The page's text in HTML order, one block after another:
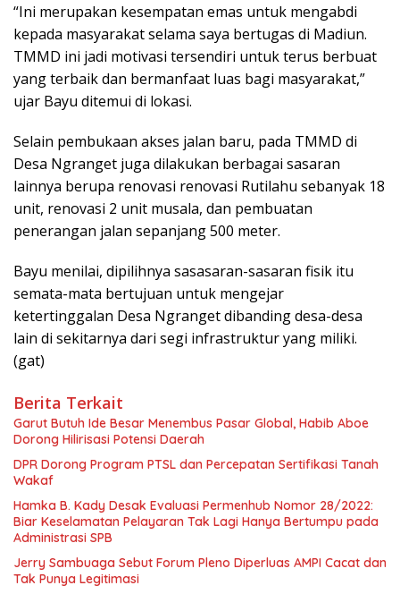
“Ini merupakan kesempatan emas untuk mengabdi
kepada masyarakat selama saya bertugas di Madiun.
TMMD ini jadi motivasi tersendiri untuk terus berbuat
yang terbaik dan bermanfaat luas bagi masyarakat,”
ujar Bayu ditemui di lokasi.
Selain pembukaan akses jalan baru, pada TMMD di
Desa Ngranget juga dilakukan berbagai sasaran
lainnya berupa renovasi renovasi Rutilahu sebanyak 18
unit, renovasi 2 unit musala, dan pembuatan
penerangan jalan sepanjang 500 meter.
Bayu menilai, dipilihnya sasasaran-sasaran fisik itu
semata-mata bertujuan untuk mengejar
ketertinggalan Desa Ngranget dibanding desa-desa
lain di sekitarnya dari segi infrastruktur yang miliki.
(gat)
Berita Terkait
Garut Butuh Ide Besar Menembus Pasar Global, Habib Aboe
Dorong Hilirisasi Potensi Daerah
DPR Dorong Program PTSL dan Percepatan Sertifikasi Tanah
Wakaf
Hamka B. Kady Desak Evaluasi Permenhub Nomor 28/2022:
Biar Keselamatan Pelayaran Tak Lagi Hanya Bertumpu pada
Administrasi SPB
Jerry Sambuaga Sebut Forum Pleno Diperluas AMPI Cacat dan
Tak Punya Legitimasi